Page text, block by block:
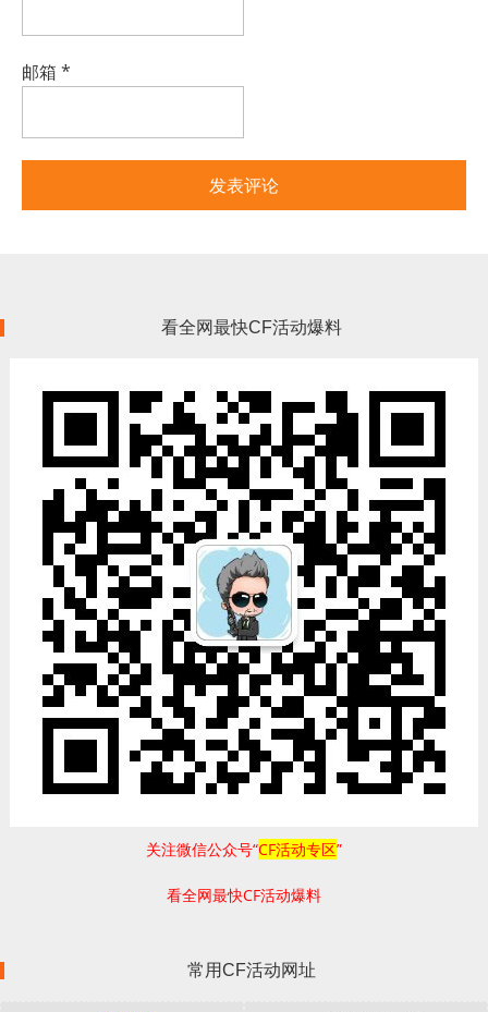
邮箱 *
看全网最快CF活动爆料
关注微信公众号“CF活动专区”
看全网最快CF活动爆料
常用CF活动网址